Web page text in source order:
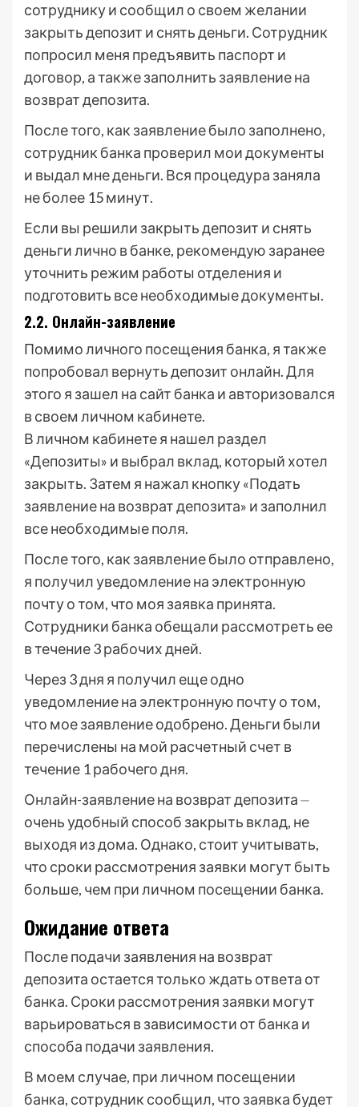
сотруднику и сообщил о своем желании
закрыть депозит и снять деньги. Сотрудник
попросил меня предъявить паспорт и
договор, а также заполнить заявление на
возврат депозита.
После того, как заявление было заполнено,
сотрудник банка проверил мои документы
и выдал мне деньги. Вся процедура заняла
не более 15 минут.
Если вы решили закрыть депозит и снять
деньги лично в банке, рекомендую заранее
уточнить режим работы отделения и
подготовить все необходимые документы.
2.2. Онлайн-заявление
Помимо личного посещения банка, я также
попробовал вернуть депозит онлайн. Для
этого я зашел на сайт банка и авторизовался
в своем личном кабинете.
В личном кабинете я нашел раздел
«Депозиты» и выбрал вклад, который хотел
закрыть. Затем я нажал кнопку «Подать
заявление на возврат депозита» и заполнил
все необходимые поля.
После того, как заявление было отправлено,
я получил уведомление на электронную
почту о том, что моя заявка принята.
Сотрудники банка обещали рассмотреть ее
в течение 3 рабочих дней.
Через 3 дня я получил еще одно
уведомление на электронную почту о том,
что мое заявление одобрено. Деньги были
перечислены на мой расчетный счет в
течение 1 рабочего дня.
Онлайн-заявление на возврат депозита ⏤
очень удобный способ закрыть вклад, не
выходя из дома. Однако, стоит учитывать,
что сроки рассмотрения заявки могут быть
больше, чем при личном посещении банка.
Ожидание ответа
После подачи заявления на возврат
депозита остается только ждать ответа от
банка. Сроки рассмотрения заявки могут
варьироваться в зависимости от банка и
способа подачи заявления.
В моем случае, при личном посещении
банка, сотрудник сообщил, что заявка будет